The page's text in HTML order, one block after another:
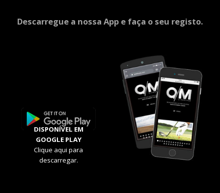
Descarregue a nossa App e faça o seu registo.
DISPONÍVEL EM
GOOGLE PLAY
Clique aqui para
descarregar.